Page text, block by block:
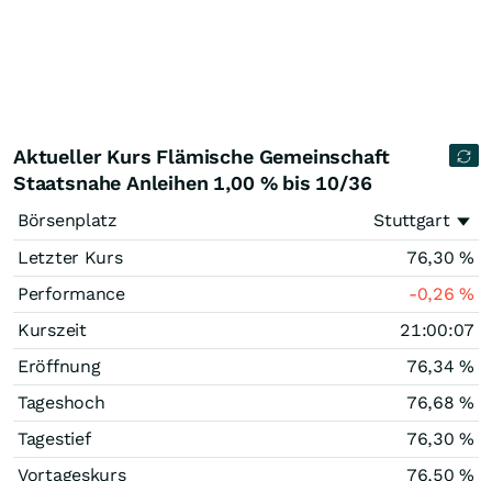
Aktueller Kurs Flämische Gemeinschaft
Staatsnahe Anleihen 1,00 % bis 10/36
Börsenplatz
Stuttgart
Letzter Kurs
76,30 %
Performance
-0,26%
Kurszeit
21:00:07
Eröffnung
76,34 %
Tageshoch
76,68 %
Tagestief
76,30 %
Vortageskurs
76,50%